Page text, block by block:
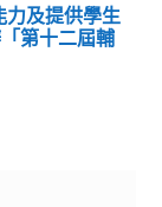
力及提供學生
第十二屆輔